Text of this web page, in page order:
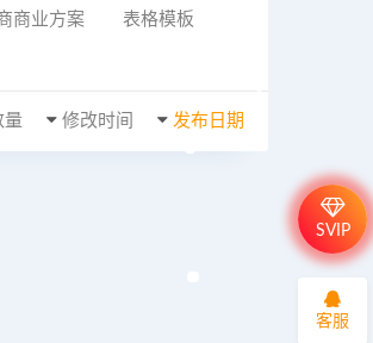
商业方案 表格模板
发布日期
修改时间
量
SVIP
客服